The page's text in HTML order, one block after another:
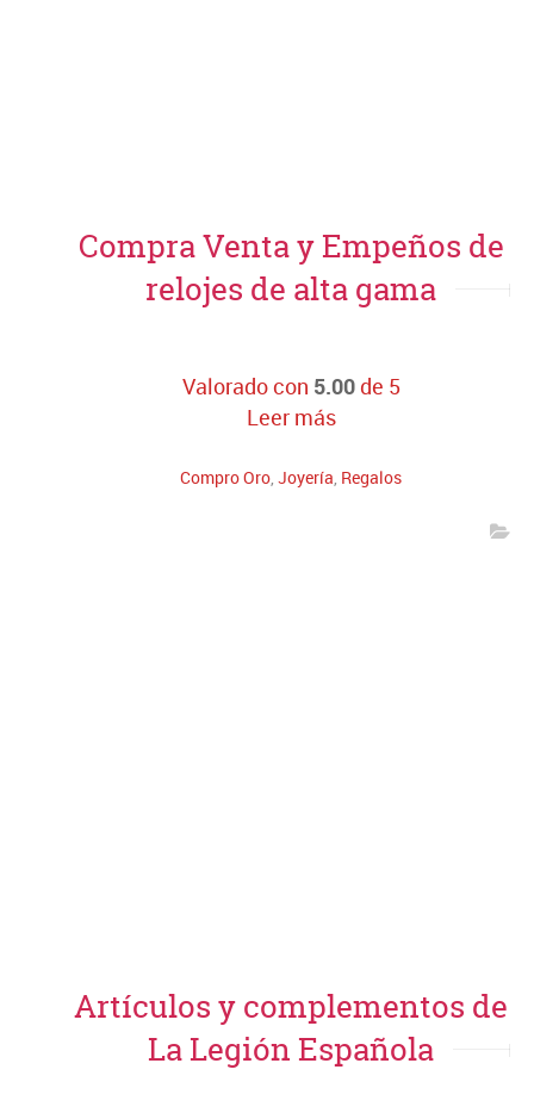
Compra Venta y Empeños de
relojes de alta gama
Valorado con 5.00de 5
Leer más
Compro Oro Joyería Regalos
Artículos y complementos de
La Legión Española